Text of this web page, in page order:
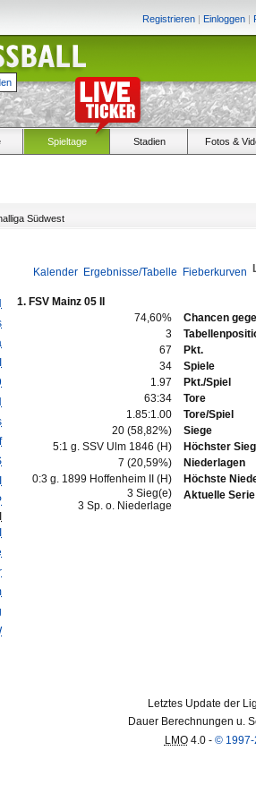
Registrieren | Einloggen |
Spieltage Stadien Fotos &
Südwest
Kalender Ergebnisse/Tabelle Fieberkurven
1. FSV Mainz 05 II
74,60%
Chancen
3
67
Pkt.
34
Spiele
1.97
Pkt./Spiel
63:34
Tore
1.85:1.00
Tore/Spiel
20 (58,82%)
Siege
5:1 g. SSV Ulm 1846 (H)
Höchster Sieg
7 (20,59%)
Niederlagen
0:3 g. 1899 Hoffenheim II (H)
Höchste
3 Sieg(e)
3 Sp. o. Niederlage
Aktuelle Serie
Letztes Update der
Dauer Berechnungen u.
LMO4.0 - © 1997-